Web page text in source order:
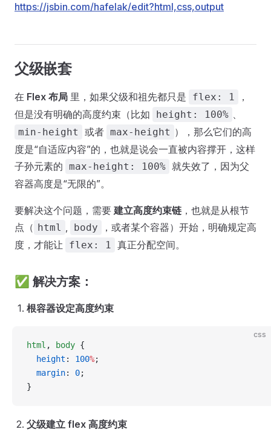
https://jsbin.com/hafelak/edit?html,css,output
父级嵌套
在 Flex 布局 里，如果父级和祖先都只是 flex: 1
，
但是没有明确的高度约束（比如
height: 100% 、
min-height 或者 max-height ），那么它们的高
度是“自适应内容”的，也就是说会一直被内容撑开，这样
子孙元素的 max-height: 100% 就失效了，因为父
容器高度是“无限的”。
要解决这个问题，需要 建立高度约束链 ，也就是从根节
点（ html , body
，或者某个容器）开始，明确规定高
度，才能让
flex: 1 真正分配空间。
✅ 解决方案：
根容器设定高度约束
css
html , body {
  height
: 100%;
  margin
: 0;
}
父级建立 flex 高度约束